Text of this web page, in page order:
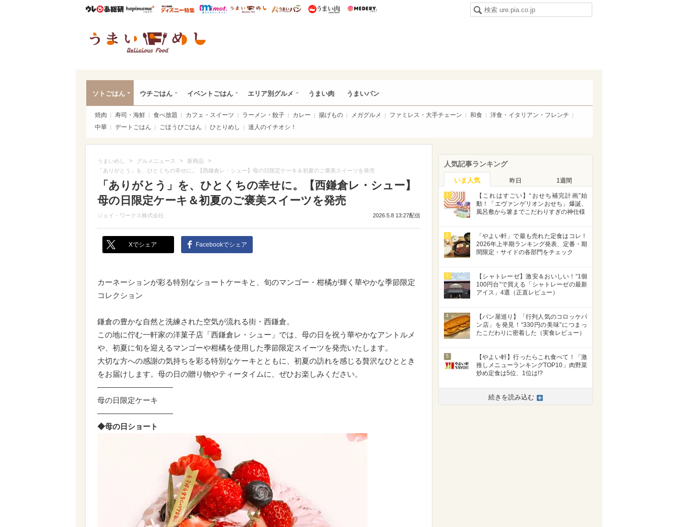
ウレぴあ総研ハピママ* ウレぴあ総研 ディズニー特集
mimot. うまいめし うまいパン うまい肉
ソトごはん ウチごはん イベントごはん エリア別グルメ うまい肉 うまいパン
焼肉 寿司・海鮮 食べ放題 カフェ・スイーツ ラーメン・餃子 カレー 揚げもの メガグルメ ファミレス・大手チェーン 和食
洋食・イタリアン・フレンチ
中華
デートごはん ごほうびごはん ひとりめし 達人のイチオシ！
うまいめし > グルメニュース > 新商品 >
「ありがとう」を、ひとくちの幸せに。【西鎌倉レ・シュー】母の日限定ケーキ＆初夏のご褒美スイーツを発売
「ありがとう」を、ひとくちの幸せに。【西鎌倉レ・シュー】
母の日限定ケーキ＆初夏のご褒美スイーツを発売
ジェイ・ワークス株式会社 2026.5.8 13:27配信
Xでシェア Facebookでシェア
カーネーションが彩る特別なショートケーキと、旬のマンゴー・柑橘が輝く華やかな季節限定
コレクション
鎌倉の豊かな自然と洗練された空気が流れる街・西鎌倉。
この地に佇む一軒家の洋菓子店「西鎌倉レ・シュー」では、母の日を祝う華やかなアントルメ
や、初夏に旬を迎えるマンゴーや柑橘を使用した季節限定スイーツを発売いたします。
大切な方への感謝の気持ちを彩る特別なケーキとともに、初夏の訪れを感じる贅沢なひととき
をお届けします。母の日の贈り物やティータイムに、ぜひお楽しみください。
――――――――――
母の日限定ケーキ
――――――――――
◆母の日ショート
人気記事ランキング
いま人気 昨日 1週間
1
【これはすごい】“おせち補完計画”始
動！「エヴァンゲリオンおせち」爆誕、
風呂敷から箸までこだわりすぎの神仕様
2
「やよい軒」で最も売れた定食はコレ！
2026年上半期ランキング発表、定番・期
間限定・サイドの各部門をチェック
3
【シャトレーゼ】激安＆おいしい！“1個
100円台”で買える「シャトレーゼの最新
アイス」4選（正直レビュー）
4
【パン屋巡り】「行列人気のコロッケパ
ン店」を発見！“330円の美味”につまっ
たこだわりに密着した（実食レビュー）
5
【やよい軒】行ったらこれ食べて！「激
推しメニューランキングTOP10」肉野菜
炒め定食は5位、1位は!?
続きを読み込む